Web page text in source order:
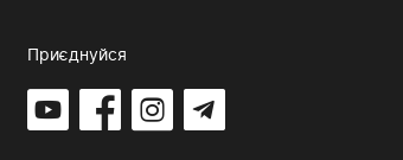
Приєднуйся